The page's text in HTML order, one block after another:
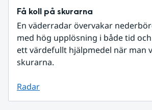
Få koll på skurarna
En väderradar övervakar
med hög upplösning i både tid
ett värdefullt hjälpmedel när man
skurarna.
Radar